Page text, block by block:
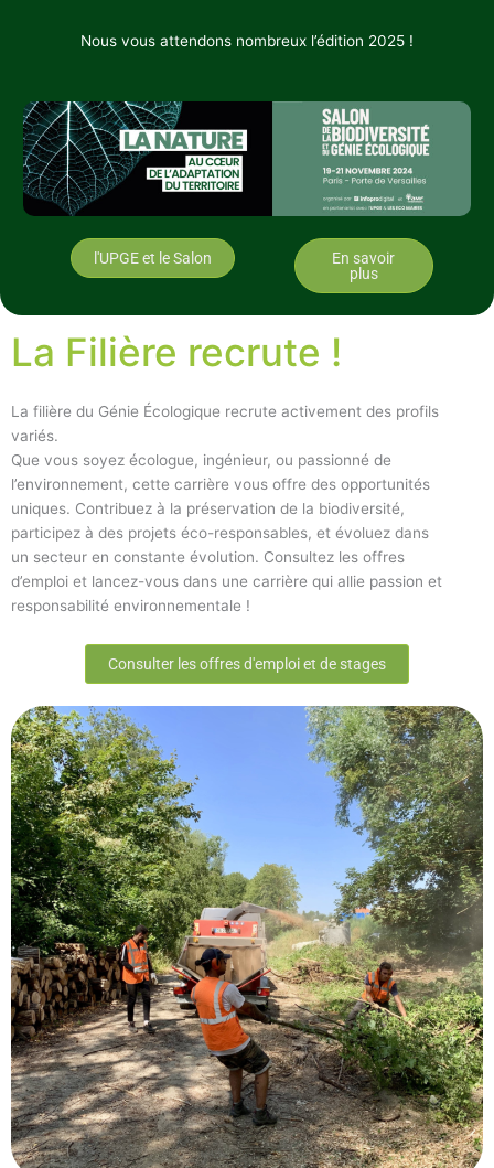
Nous vous attendons nombreux l’édition 2025 !
l'UPGE et le Salon
En savoir
plus
La Filière recrute !
La filière du Génie Écologique recrute activement des profils
variés.
Que vous soyez écologue, ingénieur, ou passionné de
l’environnement, cette carrière vous offre des opportunités
uniques. Contribuez à la préservation de la biodiversité,
participez à des projets éco-responsables, et évoluez dans
un secteur en constante évolution. Consultez les offres
d’emploi et lancez-vous dans une carrière qui allie passion et
responsabilité environnementale !
Consulter les offres d'emploi et de stages